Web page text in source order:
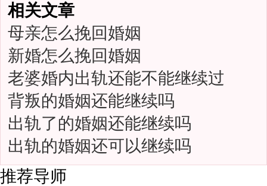
相关文章
母亲怎么挽回婚姻
新婚怎么挽回婚姻
老婆婚内出轨还能不能继续过
背叛的婚姻还能继续吗
出轨了的婚姻还能继续吗
出轨的婚姻还可以继续吗
推荐导师